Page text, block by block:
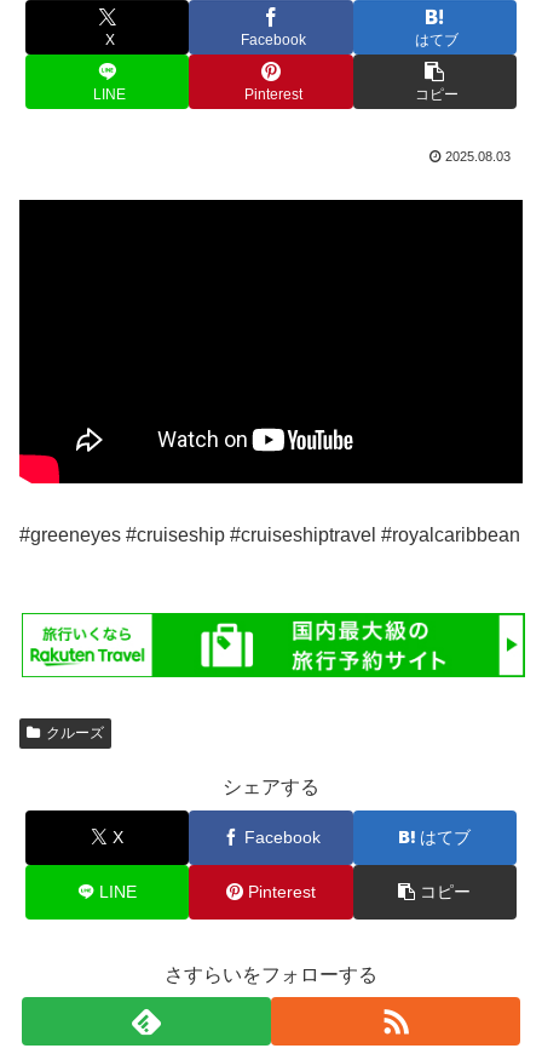
X Facebook はてブ
LINE Pinterest コピー
2025.08.03
#greeneyes #cruiseship #cruiseshiptravel #royalcaribbean
クルーズ
シェアする
X Facebook はてブ
LINE Pinterest コピー
さすらいをフォローする